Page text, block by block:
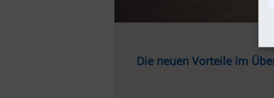
Die neuen Vorteile im